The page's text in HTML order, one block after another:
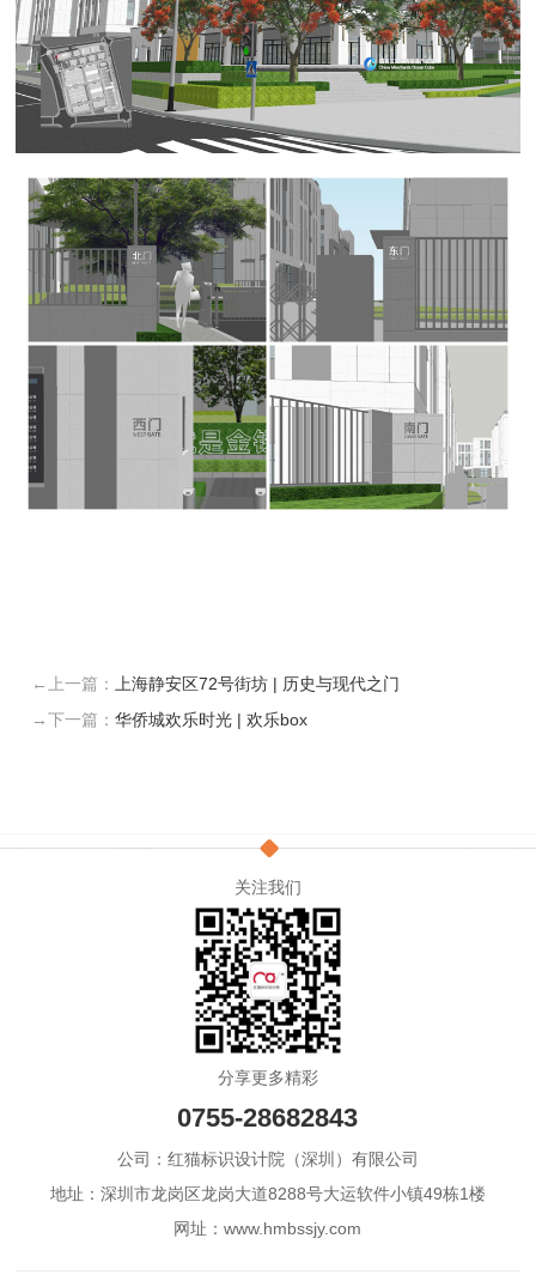
←上一篇：
上海静安区72号街坊 | 历史与现代之门
→下一篇：华侨城欢乐时光 | 欢乐box
关注我们
分享更多精彩
0755-28682843
公司：红猫标识设计院（深圳）有限公司
地址：深圳市龙岗区龙岗大道8288号大运软件小镇49栋1楼
网址：www.hmbssjy.com